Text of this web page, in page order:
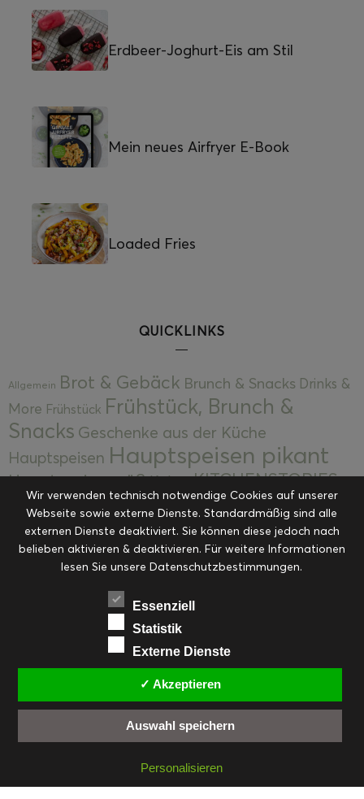
Erdbeer-Joghurt-Eis am Stil
Mein neues Airfryer E-Book
Loaded Fries
QUICKLINKS
Allgemein Brot & Gebäck Brunch & Snacks Drinks &
More Frühstück Frühstück, Brunch &
Snacks Geschenke aus der Küche
Hauptspeisen Hauptspeisen pikant
Hauptspeisen süßKekseKITCHENSTORIES
Kuchen, Torten & Desserts Kuchen und
Desserts Kulinarik Kulinarische Mitbringsel &
Eingemachtes Ohne Kategorie Ostern Resteküche
RezepteSaisonalSliderStartseite
Suppen, Salate & Vorspeisen
Vorspeisen, Salate & Suppen
Weihnachten Workshops & Events
FACEBOOK PINTEREST
EMAIL
INSTAGRAM
© cookiteasy.at by Simone Kemptner | powered byECKER Digital IT Solutions
Wir verwenden technisch notwendige Cookies auf unserer
Webseite sowie externe Dienste. Standardmäßig sind alle
externen Dienste deaktiviert. Sie können diese jedoch nach
belieben aktivieren & deaktivieren. Für weitere Informationen
lesen Sie unsere Datenschutzbestimmungen.
Essenziell
Statistik
Externe Dienste
✓ Akzeptieren
Auswahl speichern
Personalisieren